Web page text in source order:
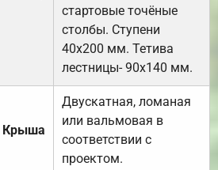
стартовые точёные
столбы. Ступени
40х200 мм. Тетива
лестницы- 90х140 мм.
Крыша
Двускатная, ломаная
или вальмовая в
соответствии с
проектом.